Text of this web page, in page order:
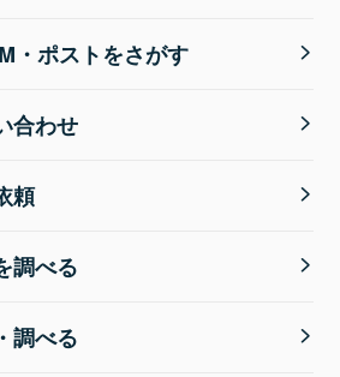
・ポストをさがす
合わせ
頼
調べる
調べる